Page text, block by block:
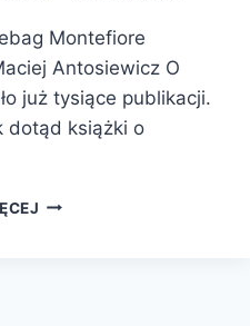
Montefiore
Antosiewicz O
już tysiące publikacji.
dotąd książki o
STALIN.